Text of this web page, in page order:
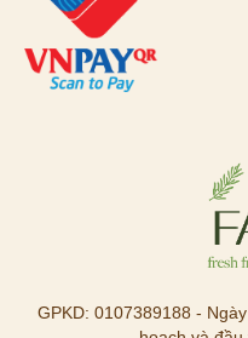
GPKD: 0107389188 -